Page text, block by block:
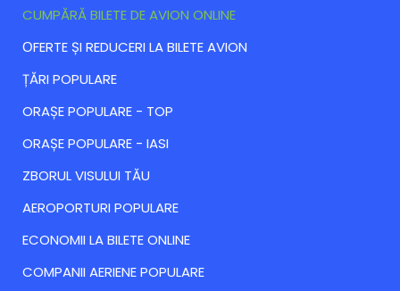
CUMPĂRĂ BILETE DE AVION ONLINE
ОFERTE ȘI REDUCERI LA BILETE AVION
ȚĂRI POPULARE
ORAȘE POPULARE - TOP
ORAȘE POPULARE - IASI
ZBORUL VISULUI TĂU
AEROPORTURI POPULARE
ECONOMII LA BILETE ONLINE
COMPANII AERIENE POPULARE